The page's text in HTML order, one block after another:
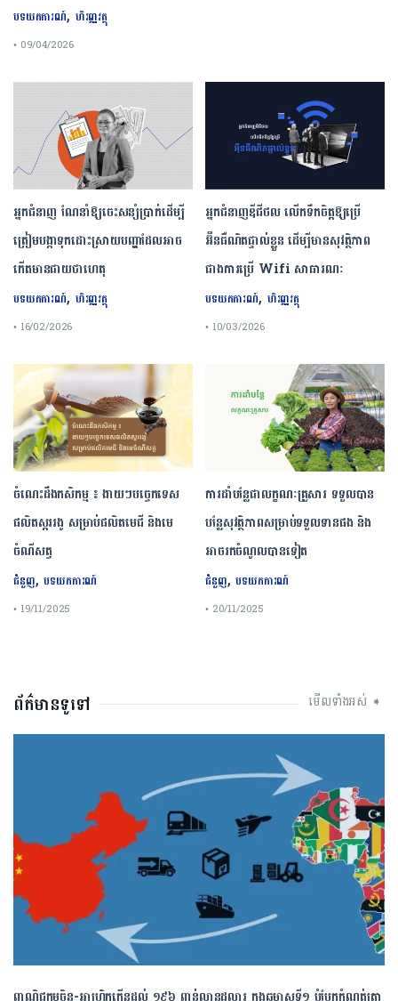
បទយកការណ៍, ហិរញ្ញវត្ថុ
• 09/04/2026
អ្នកជំនាញឌីជីថល លើកទឹកចិត្តឱ្យប្រើ
អ៊ីនធឺណិតផ្ទាល់ខ្លួន ដើម្បីមានសុវត្ថិភាព
ជាងការប្រើ Wifi​ សាធារណៈ
បទយកការណ៍, ហិរញ្ញវត្ថុ
• 10/03/2026
អ្នកជំនាញ ណែនាំឱ្យចេះសន្សំប្រាក់ដើម្បី
ត្រៀមបង្កាទុកដោះស្រាយបញ្ហាដែលអាច
កើតមានជាយថាហេតុ
បទយកការណ៍, ហិរញ្ញវត្ថុ
• 16/02/2026
ការដាំបន្លែជាលក្ខណៈគ្រួសារ ទទួលបាន
បន្លែសុវត្ថិភាពសម្រាប់ទទួលទានផង និង
អាចរកចំណូលបានទៀត
ជំនួញ,បទយកការណ៍
• 20/11/2025
ចំណេះដឹងកសិកម្ម ៖ ងាយៗបច្ចេកទេស
ផលិតស្កររងូ សម្រាប់ផលិតមេជី និងមេ
ចំណីសត្វ
ជំនួញ,បទយកការណ៍
• 19/11/2025
ព័ត៌មានទូទៅ មើលទាំងអស់ ➧